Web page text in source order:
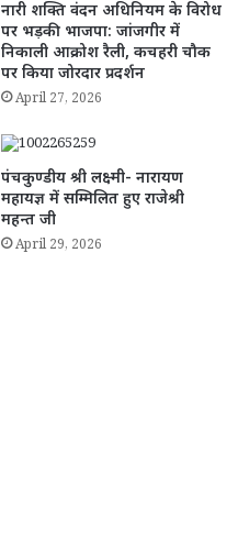
नारी शक्ति वंदन अधिनियम के विरोध
पर भड़की भाजपा: जांजगीर में
निकाली आक्रोश रैली, कचहरी चौक
पर किया जोरदार प्रदर्शन
April 27, 2026
पंचकुण्डीय श्री लक्ष्मी- नारायण
महायज्ञ में सम्मिलित हुए राजेश्री
महन्त जी
April 29, 2026